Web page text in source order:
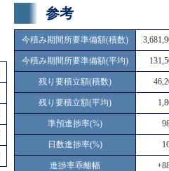
参考
今積み期間所要準備額(積数)
今積み期間所要準備額(平均)
残り要積立額(積数)
残り要積立額(平均)
準預進捗率(%)
日数進捗率(%)
進捗率乖離幅